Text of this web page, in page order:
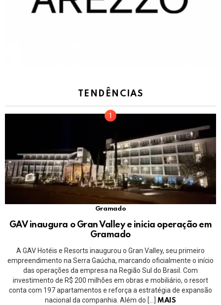
TENDÊNCIAS
Gramado
GAV inaugura o Gran Valley e inicia operação em
Gramado
A GAV Hotéis e Resorts inaugurou o Gran Valley, seu primeiro
empreendimento na Serra Gaúcha, marcando oficialmente o início
das operações da empresa na Região Sul do Brasil. Com
investimento de R$ 200 milhões em obras e mobiliário, o resort
conta com 197 apartamentos e reforça a estratégia de expansão
nacional da companhia. Além do […]
MAIS